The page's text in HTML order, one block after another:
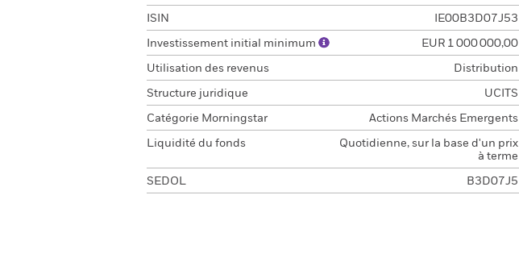
ISIN IE00B3D07J53
Investissement initial minimum EUR 1 000 000,00
Utilisation des revenus Distribution
Structure juridique UCITS
Catégorie Morningstar Actions Marchés Emergents
Liquidité du fonds
Quotidienne, sur la base d'un prix
à terme
SEDOL B3D07J5